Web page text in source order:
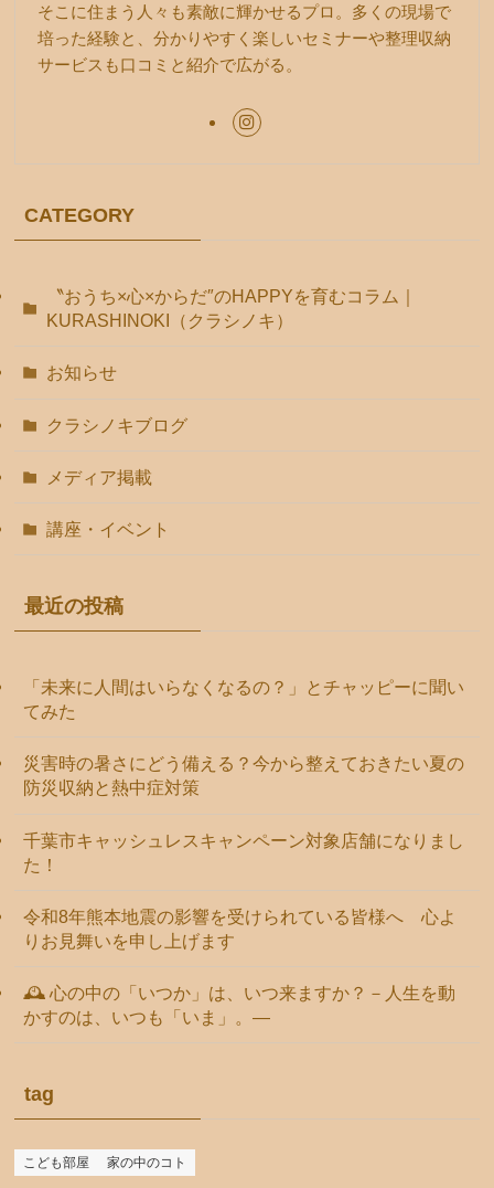
そこに住まう人々も素敵に輝かせるプロ。多くの現場で
培った経験と、分かりやすく楽しいセミナーや整理収納
サービスも口コミと紹介で広がる。
CATEGORY
〝おうち×心×からだ″のHAPPYを育むコラム｜
KURASHINOKI（クラシノキ）
お知らせ
クラシノキブログ
メディア掲載
講座・イベント
最近の投稿
「未来に人間はいらなくなるの？」とチャッピーに聞い
てみた
災害時の暑さにどう備える？今から整えておきたい夏の
防災収納と熱中症対策
千葉市キャッシュレスキャンペーン対象店舗になりまし
た！
令和8年熊本地震の影響を受けられている皆様へ 心よ
りお見舞いを申し上げます
🕰️ 心の中の「いつか」は、いつ来ますか？－人生を動
かすのは、いつも「いま」。―
tag
こども部屋 家の中のコト